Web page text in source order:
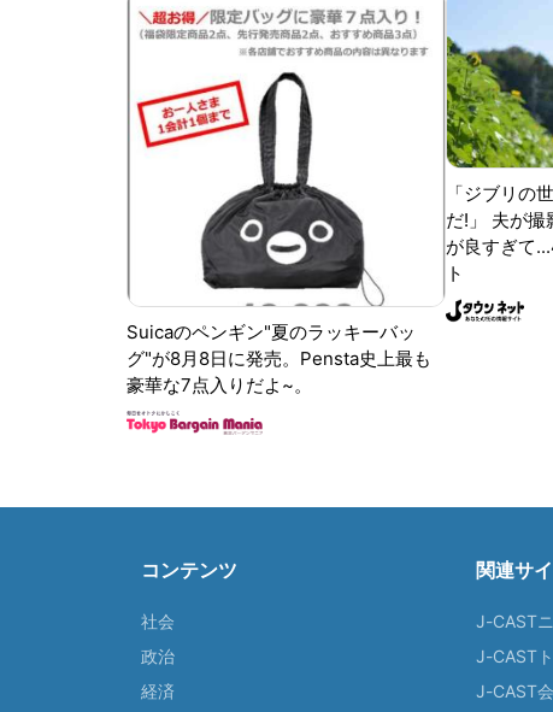
Suicaのペンギン"夏のラッキーバッ
グ"が8月8日に発売。Pensta史上最も
豪華な7点入りだよ~。
「ジブリの
だ!」 夫が撮
が良すぎて
ト
コンテンツ
社会
政治
経済
関連サ
J-CAST
J-CAST
J-CAST